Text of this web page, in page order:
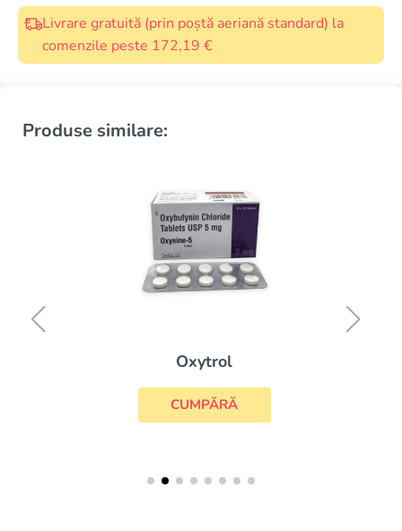
Livrare gratuită (prin poștă aeriană standard) la
comenzile peste 172,19 €
Produse similare:
Oxytrol
CUMPĂRĂ